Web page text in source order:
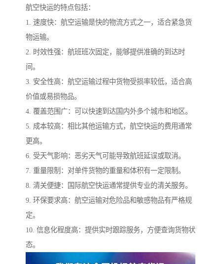
航空快运的特点包括：
1. 速度快：航空运输是快的物流方式之一，适合紧急货
物运输。
2. 时效性强：航班班次固定，能够提供准确的到达时
间。
3. 安全性高：航空运输过程中货物受损率较低，适合高
价值或易损物品。
4. 覆盖范围广：可以快速到达国内外多个城市和地区。
5. 成本较高：相比其他运输方式，航空快运的费用通常
更高。
6. 受天气影响：恶劣天气可能导致航班延误或取消。
7. 重量限制：对单件货物的重量和体积有一定限制。
8. 清关便捷：国际航空快运通常提供专业的清关服务。
9. 环保要求高：航空运输对危险品和敏感物品有严格规
定。
10. 信息化程度高：提供实时跟踪服务，方便查询货物状
态。